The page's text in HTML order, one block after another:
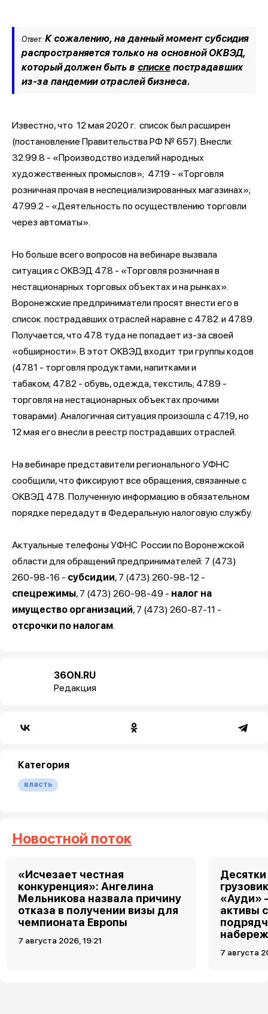
Ответ: К сожалению, на данный момент субсидия
распространяется только на основной ОКВЭД,
который должен быть в списке пострадавших
из-за пандемии отраслей бизнеса.
Известно, что 12 мая 2020 г. список был расширен
(постановление Правительства РФ № 657). Внесли:
32.99.8 - «Производство изделий народных
художественных промыслов»; 47.19 - «Торговля
розничная прочая в неспециализированных магазинах»;
47.99.2 - «Деятельность по осуществлению торговли
через автоматы».
Но больше всего вопросов на вебинаре вызвала
ситуация с ОКВЭД 47.8 - «Торговля розничная в
нестационарных торговых объектах и на рынках».
Воронежские предприниматели просят внести его в
список. пострадавших отраслей наравне с 47.82. и 47.89.
Получается, что 47.8 туда не попадает из-за своей
«обширности». В этот ОКВЭД входит три группы кодов
(47.81 - торговля продуктами, напитками и
табаком; 47.82 - обувь, одежда, текстиль; 47.89 -
торговля на нестационарных объектах прочими
товарами). Аналогичная ситуация произошла с 47.19, но
12 мая его внесли в реестр пострадавших отраслей.
На вебинаре представители регионального УФНС
сообщили, что фиксируют все обращения, связанные с
ОКВЭД 47.8. Полученную информацию в обязательном
порядке передадут в Федеральную налоговую службу.
Актуальные телефоны УФНС России по Воронежской
области для обращений предпринимателей: 7 (473)
260-98-16 - субсидии, 7 (473) 260-98-12 -
спецрежимы, 7 (473) 260-98-49 - налог на
имущество организаций, 7 (473) 260-87-11 -
отсрочки по налогам
36ON.RU
Редакция
Категория
власть
Новостной поток
«Исчезает честная
конкуренция»: Ангелина
Мельникова назвала причину
отказа в получении визы для
чемпионата Европы
7 августа 2026, 19:21
«Ауди»
активы
7 августа